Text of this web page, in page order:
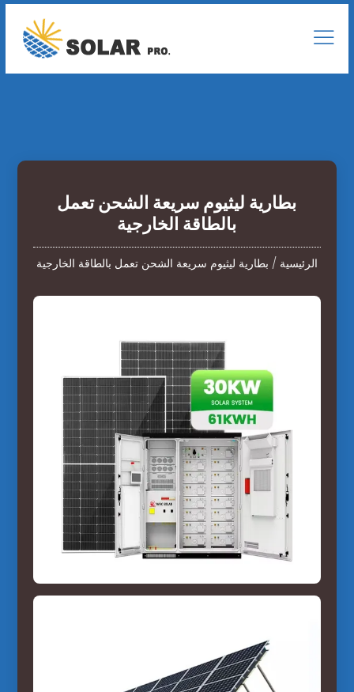
بطارية ليثيوم سريعة الشحن تعمل
بالطاقة الخارجية
الرئيسية / بطارية ليثيوم سريعة الشحن تعمل بالطاقة الخارجية